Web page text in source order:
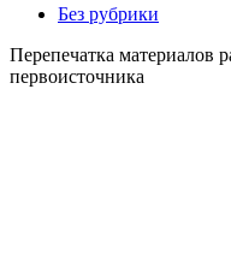
Без рубрики
Перепечатка материалов
первоисточника